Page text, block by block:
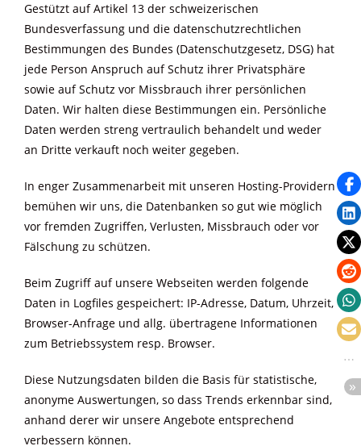
Gestützt auf Artikel 13 der schweizerischen
Bundesverfassung und die datenschutzrechtlichen
Bestimmungen des Bundes (Datenschutzgesetz, DSG) hat
jede Person Anspruch auf Schutz ihrer Privatsphäre
sowie auf Schutz vor Missbrauch ihrer persönlichen
Daten. Wir halten diese Bestimmungen ein. Persönliche
Daten werden streng vertraulich behandelt und weder
an Dritte verkauft noch weiter gegeben.
In enger Zusammenarbeit mit unseren Hosting-Providern
bemühen wir uns, die Datenbanken so gut wie möglich
vor fremden Zugriffen, Verlusten, Missbrauch oder vor
Fälschung zu schützen.
Beim Zugriff auf unsere Webseiten werden folgende
Daten in Logfiles gespeichert: IP-Adresse, Datum, Uhrzeit,
Browser-Anfrage und allg. übertragene Informationen
zum Betriebssystem resp. Browser.
Diese Nutzungsdaten bilden die Basis für statistische,
anonyme Auswertungen, so dass Trends erkennbar sind,
anhand derer wir unsere Angebote entsprechend
verbessern können.